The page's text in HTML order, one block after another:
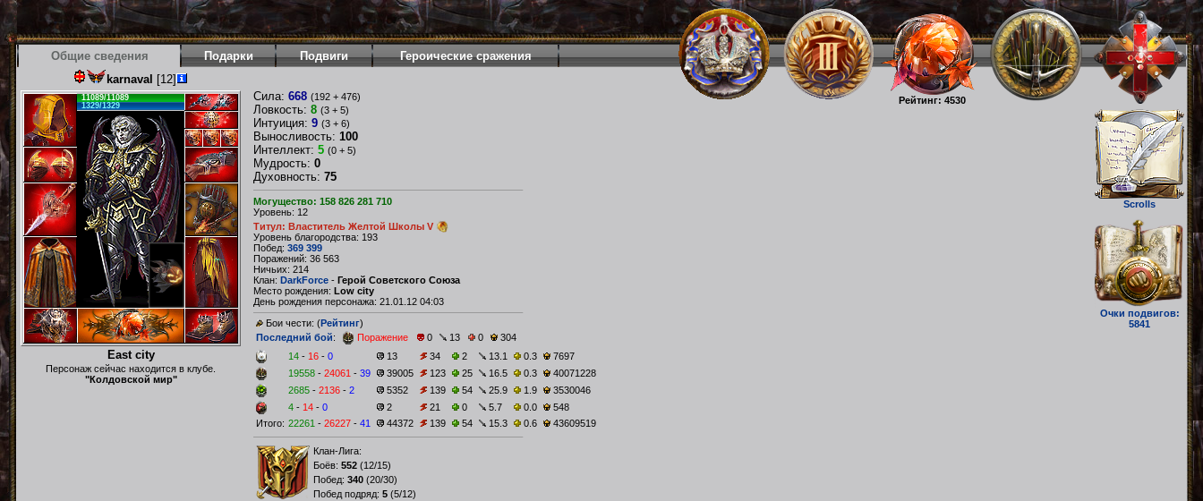
Рейтинг: 4530
Scrolls
Очки подвигов:
5841
Общие сведения Подарки Подвиги
Героические сражения
karnaval [12]
11089/11089
1329/1329
East city
Персонаж сейчас находится в клубе.
"Колдовской мир"
Сила: 668 (192 + 476)
Ловкость: 8 (3 + 5)
Интуиция: 9 (3 + 6)
Выносливость: 100
Интеллект: 5 (0 + 5)
Мудрость: 0
Духовность: 75
Могущество: 158 826 281 710
Уровень: 12
Титул: Властитель Желтой Школы V
Уровень благородства: 193
Побед: 369 399
Поражений: 36 563
Ничьих: 214
Клан: DarkForce - Герой Советского Союза
Место рождения: Low city
День рождения персонажа: 21.01.12 04:03
Бои чести: (Рейтинг)
Последний бой: Поражение 0 13 0
304
14 - 16 - 0 13 34 2 13.1 0.3
7697
19558 - 24061 - 39 39005 123 25 16.5 0.3
40071228
2685 - 2136 - 2 5352 139 54 25.9 1.9
3530046
4 - 14 - 0 2 21 0 5.7 0.0
548
Итого: 22261 - 26227 - 41 44372 139 54 15.3 0.6 43609519
Клан-Лига:
Боёв: 552 (12/15)
Побед: 340 (20/30)
Побед подряд: 5 (5/12)